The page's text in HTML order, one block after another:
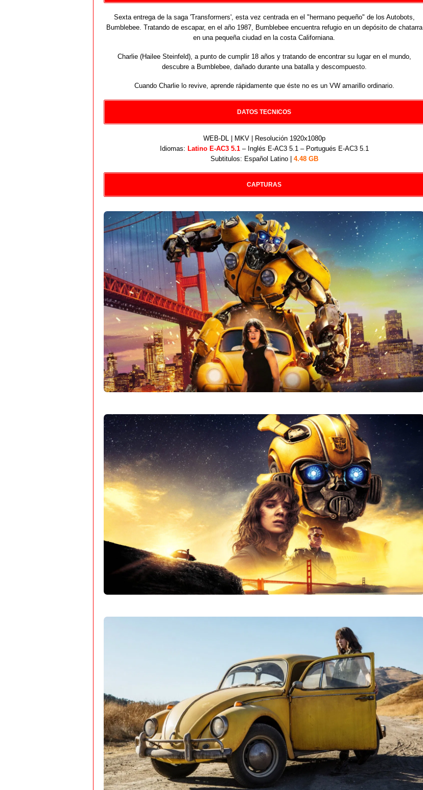
Sexta entrega de la saga 'Transformers', esta vez centrada en el "hermano pequeño" de los Autobots,
Bumblebee. Tratando de escapar, en el año 1987, Bumblebee encuentra refugio en un depósito de chatarra
en una pequeña ciudad en la costa Californiana.
Charlie (Hailee Steinfeld), a punto de cumplir 18 años y tratando de encontrar su lugar en el mundo,
descubre a Bumblebee, dañado durante una batalla y descompuesto.
Cuando Charlie lo revive, aprende rápidamente que éste no es un VW amarillo ordinario.
DATOS TECNICOS
WEB-DL | MKV | Resolución 1920x1080p
Idiomas: Latino E-AC3 5.1– Inglés E-AC3 5.1 – Portugués E-AC3 5.1
Subtitulos: Español Latino | 4.48 GB
CAPTURAS